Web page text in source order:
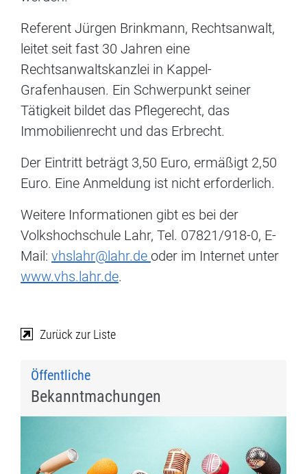
Referent Jürgen Brinkmann, Rechtsanwalt,
leitet seit fast 30 Jahren eine
Rechtsanwaltskanzlei in Kappel-
Grafenhausen. Ein Schwerpunkt seiner
Tätigkeit bildet das Pflegerecht, das
Immobilienrecht und das Erbrecht.
Der Eintritt beträgt 3,50 Euro, ermäßigt 2,50
Euro. Eine Anmeldung ist nicht erforderlich.
Weitere Informationen gibt es bei der
Volkshochschule Lahr, Tel. 07821/918-0, E-
Mail: vhslahr@lahr.de oder im Internet unter
www.vhs.lahr.de.
Zurück zur Liste
Öffentliche
Bekanntmachungen